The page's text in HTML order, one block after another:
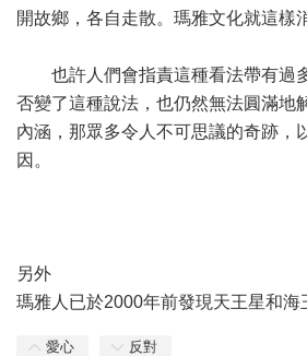
開故鄉，各自走散。瑪雅文化就這樣
也許人們會指責這種看法帶有過
否變了這種說法，也仍然無法圓滿地
內涵，那眾多令人不可思議的奇跡，
因。
另外
瑪雅人已於2000年前發現天王星和海
愛心 反對